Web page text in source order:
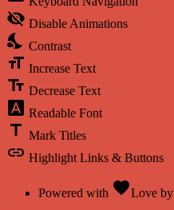
visibility_off Disable Animations
nights_stay Contrast
format_size Increase Text
text_fields Decrease Text
font_download Readable Font
title Mark Titles
link Highlight Links & Buttons
Powered with favoriteLove by